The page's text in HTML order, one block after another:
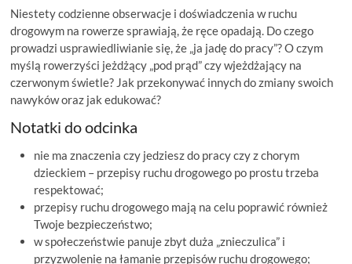
Niestety codzienne obserwacje i doświadczenia w ruchu
drogowym na rowerze sprawiają, że ręce opadają. Do czego
prowadzi usprawiedliwianie się, że „ja jadę do pracy”? O czym
myślą rowerzyści jeżdżący „pod prąd” czy wjeżdżający na
czerwonym świetle? Jak przekonywać innych do zmiany swoich
nawyków oraz jak edukować?
Notatki do odcinka
nie ma znaczenia czy jedziesz do pracy czy z chorym
dzieckiem – przepisy ruchu drogowego po prostu trzeba
respektować;
przepisy ruchu drogowego mają na celu poprawić również
Twoje bezpieczeństwo;
w społeczeństwie panuje zbyt duża „znieczulica” i
przyzwolenie na łamanie przepisów ruchu drogowego;